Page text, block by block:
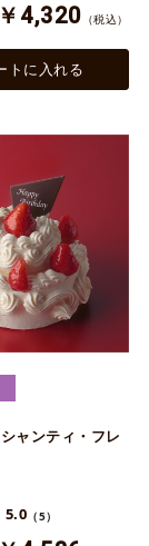
￥4,320 （税込）
トに入れる
シャンティ・フレ
5.0 （5）